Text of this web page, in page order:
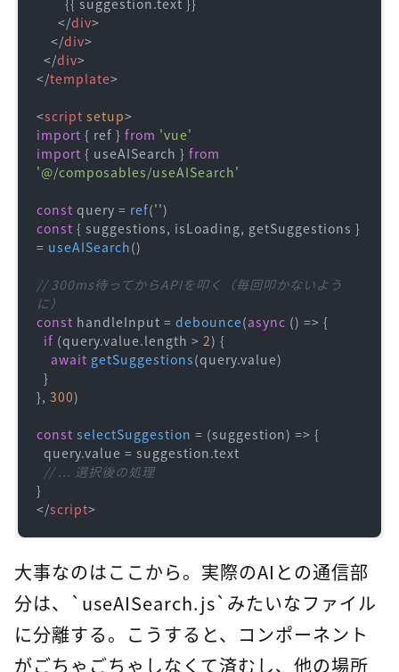
</div>
</div>
</div>
</template>
<script setup>
import { ref } from 'vue'
import { useAISearch } from
'@/composables/useAISearch'
const query = ref(''
const { suggestions, isLoading, getSuggestions }
= useAISearch()
// 300ms待ってからAPIを叩く（毎回叩かないよう
に）
const handleInput = debounce(async () => {
if (query.value.length > 2) {
await getSuggestions(query.value)
}, 300)
const selectSuggestion = (suggestion) => {
  query.
value = suggestion.text
// ... 選択後の処理
</script>
大事なのはここから。実際のAIとの通信部
分は、`useAISearch.js`みたいなファイル
に分離する。こうすると、コンポーネント
がごちゃごちゃしなくて済むし、他の場所